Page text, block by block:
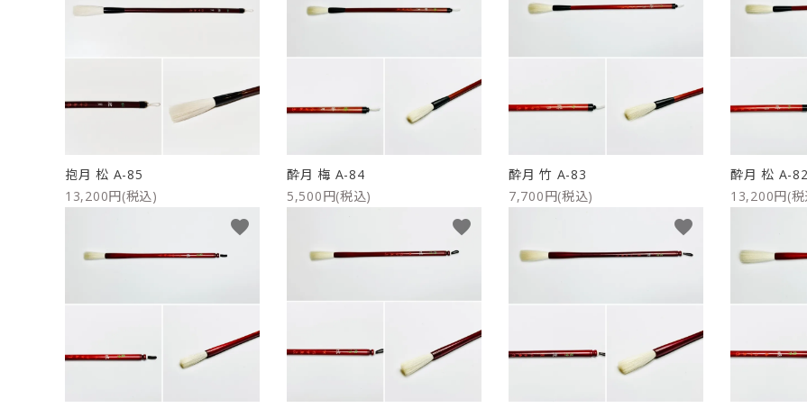
抱月 松 A-85
13,200円(税込)
酔月 梅 A-84
5,500円(税込)
酔月 竹 A-83
7,700円(税込)
酔月 松 A-82
13,200円(税
favorite favorite favorite